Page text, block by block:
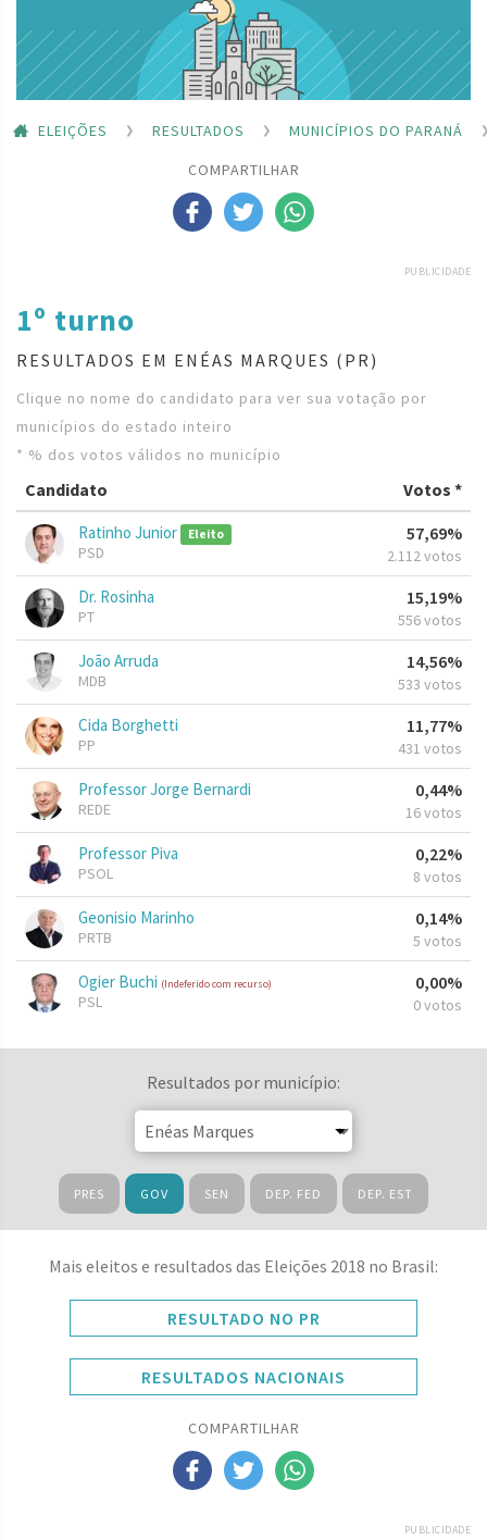
ELEIÇÕES RESULTADOS
MUNICÍPIOS DO PARANÁ
COMPARTILHAR
PUBLICIDADE
1º turno
RESULTADOS EM ENÉAS MARQUES (PR)
Clique no nome do candidato para ver sua votação por
municípios do estado inteiro
* % dos votos válidos no município
Candidato Votos *
Ratinho Junior Eleito
PSD
57,69%
2.112 votos
Dr. Rosinha
PT
15,19%
556 votos
João Arruda
MDB
14,56%
533 votos
Cida Borghetti
PP
11,77%
431 votos
Professor Jorge Bernardi
REDE
0,44%
16 votos
Professor Piva
PSOL
0,22%
8 votos
Geonisio Marinho
PRTB
0,14%
5 votos
Ogier Buchi (Indeferido com recurso)
PSL
0,00%
0 votos
Resultados por município:
PRES GOV SEN DEP. FED DEP. EST
Mais eleitos e resultados das Eleições 2018 no Brasil:
RESULTADO NO PR
RESULTADOS NACIONAIS
COMPARTILHAR
PUBLICIDADE